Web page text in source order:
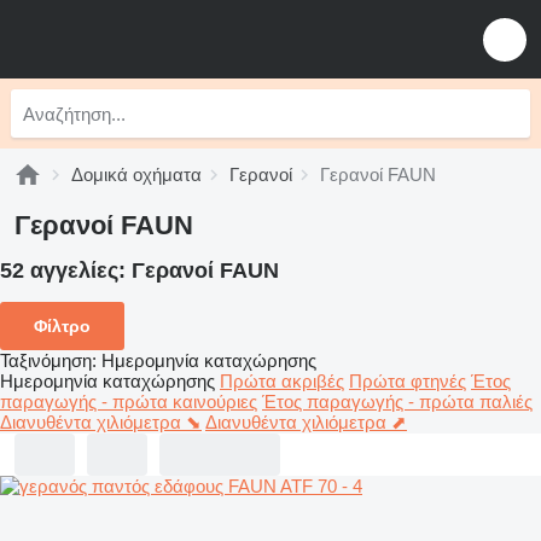
Δομικά οχήματα Γερανοί Γερανοί FAUN
Γερανοί FAUN
52 αγγελίες: Γερανοί FAUN
Φίλτρο
Ταξινόμηση: Ημερομηνία καταχώρησης
Ημερομηνία καταχώρησης Πρώτα ακριβές Πρώτα φτηνές Έτος
παραγωγής - πρώτα καινούριες Έτος παραγωγής - πρώτα παλιές
Διανυθέντα χιλιόμετρα ⬊ Διανυθέντα χιλιόμετρα ⬈